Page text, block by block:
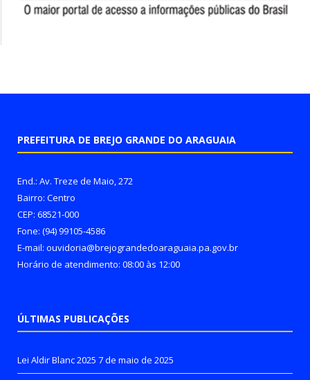
PREFEITURA DE BREJO GRANDE DO ARAGUAIA
End.: Av. Treze de Maio, 272
Bairro: Centro
CEP: 68521-000
Fone: (94) 99105-4586
E-mail: ouvidoria@brejograndedoaraguaia.pa.gov.br
Horário de atendimento: 08:00 às 12:00
ÚLTIMAS PUBLICAÇÕES
Lei Aldir Blanc 2025 7 de maio de 2025